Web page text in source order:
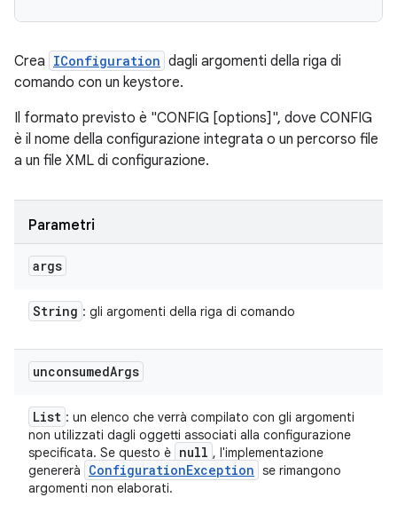
Crea IConfiguration dagli argomenti della riga di
comando con un keystore.
Il formato previsto è "CONFIG [options]", dove CONFIG
è il nome della configurazione integrata o un percorso file
a un file XML di configurazione.
Parametri
args
String : gli argomenti della riga di comando
unconsumedArgs
List : un elenco che verrà compilato con gli argomenti
non utilizzati dagli oggetti associati alla configurazione
specificata. Se questo è null , l'implementazione
genererà
ConfigurationException se rimangono
argomenti non elaborati.